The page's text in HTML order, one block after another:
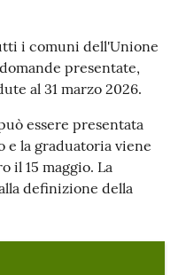
i comuni dell'Unione
presentate,
al 31 marzo 2026.
essere presentata
e la graduatoria viene
il 15 maggio. La
definizione della